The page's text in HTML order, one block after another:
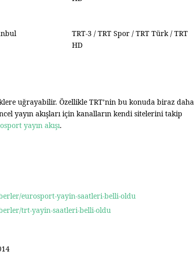
TRT-3 / TRT Spor / TRT Türk / TRT
HD
uğrayabilir. Özellikle TRT’nin bu konuda biraz daha
yayın akışları için kanalların kendi sitelerini takip
yayın akışı.
eurosport-yayin-saatleri-belli-oldu
trt-yayin-saatleri-belli-oldu